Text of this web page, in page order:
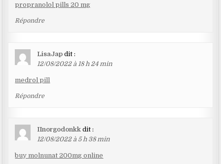
propranolol pills 20 mg
Répondre
LisaJap dit :
12/08/2022 à 18 h 24 min
medrol pill
Répondre
IInorgodonkk dit :
12/08/2022 à 5 h 38 min
buy molnunat 200mg online